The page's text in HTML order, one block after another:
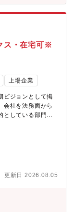
、アライアンス
で成長テーマや施
化・M&A/PMI・
して推進する機
のイー・ガーディ
らも、AI×BPO時代
フェーズにありま
事業開発・
きます。・本ポジ
らず、経営陣のパ
ら、全社的な成長
主導・牽引してい
を進める中で、
・少数精鋭の体制
がら、組織の立ち
います。【ポジシ
、イー・ガーディア
を持ちながらも、
がら事業を前に進
ス・在宅可※
上場企業
ビジョンとして掲
会社を法務面から
としている部門で
規程）の管理など
対応するなかで、
ます。 法務担当
ンス、コンプライ
ト法務（契約の審
役会運営、ガバナ
理等）・コンプラ
更新日 2026.08.05